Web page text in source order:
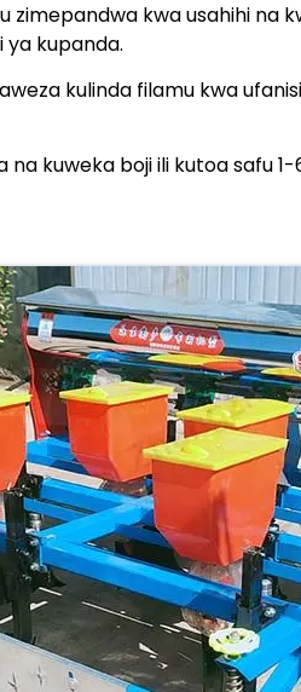
kwa usahihi na
ya kupanda.
kulinda filamu kwa
kuweka boji ili kutoa safu